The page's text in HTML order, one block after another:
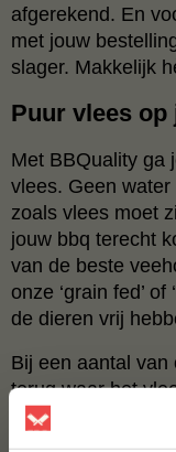
afgerekend. En
met jouw
slager. Makkelijk
Puur vlees op
Met BBQuality ga
vlees. Geen
zoals vlees moet
jouw bbq terecht
van de beste
onze ‘grain fed’
de dieren vrij
Bij een aantal van
terug waar het
gevoed wordt.